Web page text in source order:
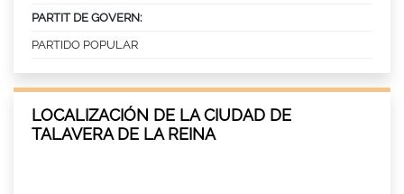
PARTIT DE GOVERN:
PARTIDO POPULAR
LOCALIZACIÓN DE LA CIUDAD DE
TALAVERA DE LA REINA